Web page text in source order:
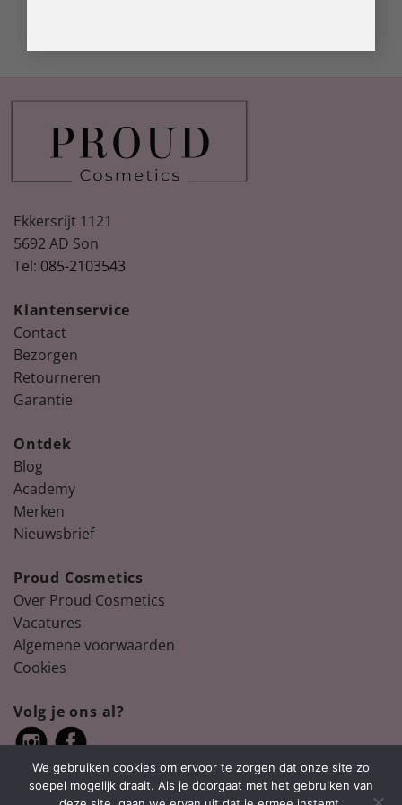
Ekkersrijt 1121
5692 AD Son
Tel: 085-2103543
Klantenservice
Contact
Bezorgen
Retourneren
Garantie
Ontdek
Blog
Academy
Merken
Nieuwsbrief
Proud Cosmetics
Over Proud Cosmetics
Vacatures
Algemene voorwaarden
Cookies
Volg je ons al?
We gebruiken cookies om ervoor te zorgen dat onze site zo
soepel mogelijk draait. Als je doorgaat met het gebruiken van